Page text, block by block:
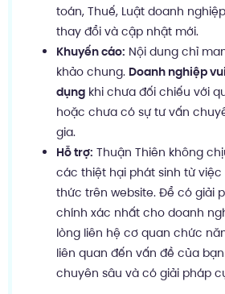
toán, Thuế, Luật doanh
thay đổi và cập nhật mới.
Khuyến cáo: Nội dung chỉ
khảo chung. Doanh nghiệp
dụng khi chưa đối chiếu với
hoặc chưa có sự tư vấn
gia.
Hỗ trợ: Thuận Thiên không
các thiệt hại phát sinh từ việc
thức trên website. Để có giải
chính xác nhất cho doanh
lòng liên hệ cơ quan chức
liên quan đến vấn đề của
chuyên sâu và có giải pháp